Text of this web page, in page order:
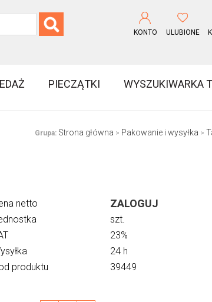
KONTO ULUBIONE
PIECZĄTKI WYSZUKIWARKA
Grupa: Strona główna > Pakowanie i wysyłka >
netto ZALOGUJ
szt.
23%
24 h
produktu
39449